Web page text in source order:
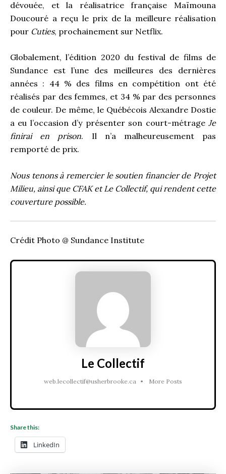
dévouée, et la réalisatrice française Maïmouna
Doucouré a reçu le prix de la meilleure réalisation
pour Cuties, prochainement sur Netflix.
Globalement, l’édition 2020 du festival de films de
Sundance est l’une des meilleures des dernières
années : 44 % des films en compétition ont été
réalisés par des femmes, et 34 % par des personnes
de couleur. De même, le Québécois Alexandre Dostie
a eu l’occasion d’y présenter son court-métrage Je
finirai en prison. Il n’a malheureusement pas
remporté de prix.
Nous tenons à remercier le soutien financier de Projet
Milieu, ainsi que CFAK et Le Collectif, qui rendent cette
couverture possible.
Crédit Photo @ Sundance Institute
Le Collectif
web.lecollectif@usherbrooke.ca • More Posts
Share this:
LinkedIn